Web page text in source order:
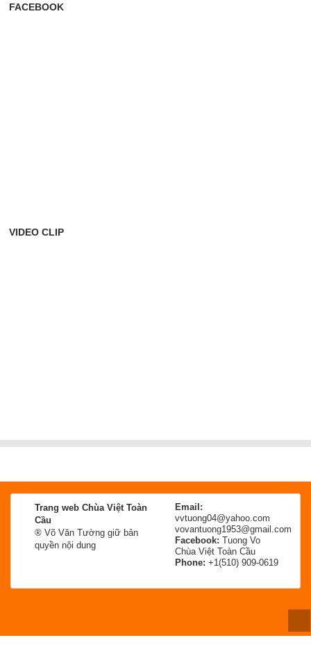
FACEBOOK
VIDEO CLIP
Trang web Chùa Việt Toàn
Cầu
® Võ Văn Tường giữ bản
quyền nội dung
Email:
vvtuong04@yahoo.com
vovantuong1953@gmail.com
Facebook: Tuong Vo
Chùa Việt Toàn Cầu
Phone: +1(510) 909-0619